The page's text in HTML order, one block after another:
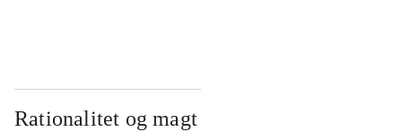
Rationalitet og magt